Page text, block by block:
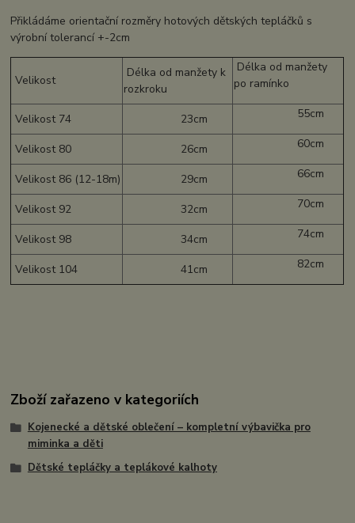
Přikládáme orientační rozměry hotových dětských tepláčků s
výrobní tolerancí +-2cm
Velikost
Délka od manžety k
rozkroku
Délka od manžety
po ramínko
Velikost 74 23cm 55cm
Velikost 80 26cm 60cm
Velikost 86 (12-18m) 29cm 66cm
Velikost 92 32cm 70cm
Velikost 98 34cm 74cm
Velikost 104 41cm 82cm
Zboží zařazeno v kategoriích
Kojenecké a dětské oblečení – kompletní výbavička pro
miminka a děti
Dětské tepláčky a teplákové kalhoty